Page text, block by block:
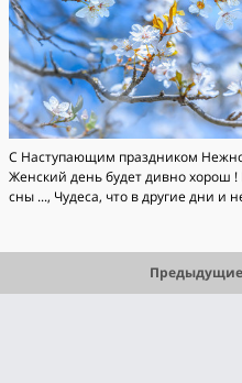
С Наступающим праздником
Женский день будет дивно хорош
сны ..., Чудеса, что в другие дни и